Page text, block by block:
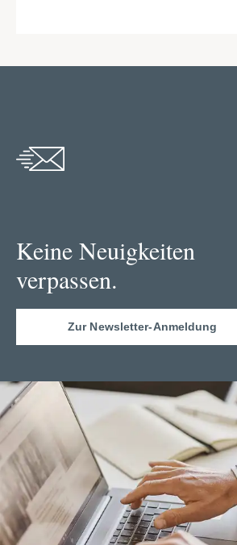
Keine Neuigkeiten
verpassen.
Zur Newsletter-Anmeldung